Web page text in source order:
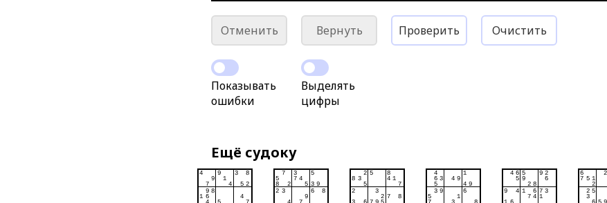
Отменить Вернуть Проверить Очистить
Показывать
ошибки
Выделять
цифры
Ещё судоку